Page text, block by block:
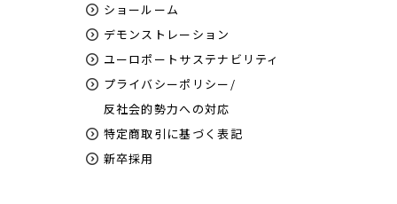
ショールーム
デモンストレーション
ユーロポートサステナビリティ
プライバシーポリシー/
反社会的勢力への対応
特定商取引に基づく表記
新卒採用